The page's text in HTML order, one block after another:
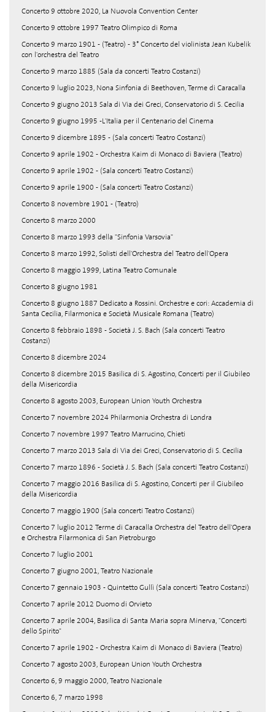
Concerto 9 ottobre 2020, La Nuovola Convention Center
Concerto 9 ottobre 1997 Teatro Olimpico di Roma
Concerto 9 marzo 1901 - (Teatro) - 3° Concerto del violinista Jean Kubelik
con l'orchestra del Teatro
Concerto 9 marzo 1885 (Sala da concerti Teatro Costanzi)
Concerto 9 luglio 2023, Nona Sinfonia di Beethoven, Terme di Caracalla
Concerto 9 giugno 2013 Sala di Via dei Greci, Conservatorio di S. Cecilia
Concerto 9 giugno 1995 -L'Italia per il Centenario del Cinema
Concerto 9 dicembre 1895 - (Sala concerti Teatro Costanzi)
Concerto 9 aprile 1902 - Orchestra Kaim di Monaco di Baviera (Teatro)
Concerto 9 aprile 1902 - (Sala concerti Teatro Costanzi)
Concerto 9 aprile 1900 - (Sala concerti Teatro Costanzi)
Concerto 8 novembre 1901 - (Teatro)
Concerto 8 marzo 2000
Concerto 8 marzo 1993 della "Sinfonia Varsovia"
Concerto 8 marzo 1992, Solisti dell'Orchestra del Teatro dell'Opera
Concerto 8 maggio 1999, Latina Teatro Comunale
Concerto 8 giugno 1981
Concerto 8 giugno 1887 Dedicato a Rossini. Orchestre e cori: Accademia di
Santa Cecilia, Filarmonica e Società Musicale Romana (Teatro)
Concerto 8 febbraio 1898 - Società J. S. Bach (Sala concerti Teatro
Costanzi)
Concerto 8 dicembre 2024
Concerto 8 dicembre 2015 Basilica di S. Agostino, Concerti per il Giubileo
della Misericordia
Concerto 8 agosto 2003, European Union Youth Orchestra
Concerto 7 novembre 2024 Philarmonia Orchestra di Londra
Concerto 7 novembre 1997 Teatro Marrucino, Chieti
Concerto 7 marzo 2013 Sala di Via dei Greci, Conservatorio di S. Cecilia
Concerto 7 marzo 1896 - Società J. S. Bach (Sala concerti Teatro Costanzi)
Concerto 7 maggio 2016 Basilica di S. Agostino, Concerti per il Giubileo
della Misericordia
Concerto 7 maggio 1900 (Sala concerti Teatro Costanzi)
Concerto 7 luglio 2012 Terme di Caracalla Orchestra del Teatro dell'Opera
e Orchestra Filarmonica di San Pietroburgo
Concerto 7 luglio 2001
Concerto 7 giugno 2001, Teatro Nazionale
Concerto 7 gennaio 1903 - Quintetto Gullì (Sala concerti Teatro Costanzi)
Concerto 7 aprile 2012 Duomo di Orvieto
Concerto 7 aprile 2004, Basilica di Santa Maria sopra Minerva, "Concerti
dello Spirito"
Concerto 7 aprile 1902 - Orchestra Kaim di Monaco di Baviera (Teatro)
Concerto 7 agosto 2003, European Union Youth Orchestra
Concerto 6, 9 maggio 2000, Teatro Nazionale
Concerto 6, 7 marzo 1998